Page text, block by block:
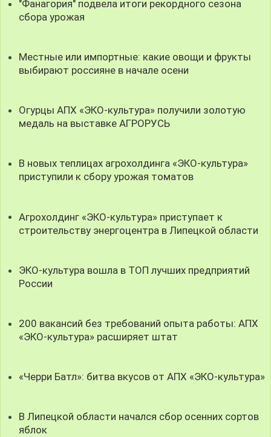
"Фанагория" подвела итоги рекордного сезона
сбора урожая
Местные или импортные: какие овощи и фрукты
выбирают россияне в начале осени
Огурцы АПХ «ЭКО-культура» получили золотую
медаль на выставке АГРОРУСЬ
В новых теплицах агрохолдинга «ЭКО-культура»
приступили к сбору урожая томатов
Агрохолдинг «ЭКО-культура» приступает к
строительству энергоцентра в Липецкой области
ЭКО-культура вошла в ТОП лучших предприятий
России
200 вакансий без требований опыта работы: АПХ
«ЭКО-культура» расширяет штат
«Черри Батл»: битва вкусов от АПХ «ЭКО-культура»
В Липецкой области начался сбор осенних сортов
яблок